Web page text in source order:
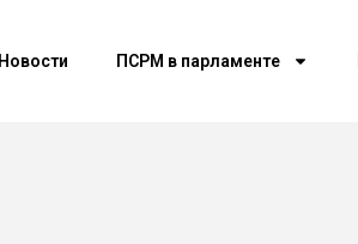
Новости ПСРМ в парламенте